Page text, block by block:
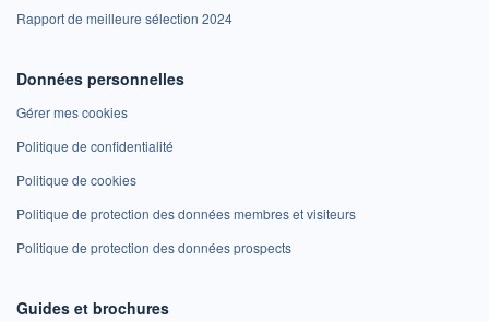
Rapport de meilleure sélection 2024
Données personnelles
Gérer mes cookies
Politique de confidentialité
Politique de cookies
Politique de protection des données membres et visiteurs
Politique de protection des données prospects
Guides et brochures